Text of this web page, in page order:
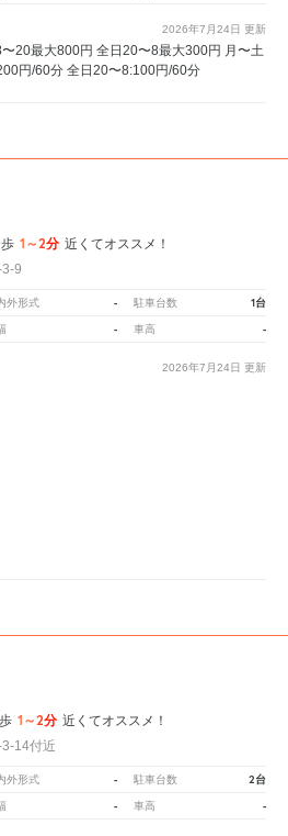
2026年7月24日 更新
20最大800円 全日20〜8最大300円 月〜土
円/60分 全日20〜8:100円/60分
1～2分 近くてオススメ！
9
外形式 - 駐車台数 1台
- 車高 -
2026年7月24日 更新
1～2分 近くてオススメ！
14付近
外形式 - 駐車台数 2台
- 車高 -